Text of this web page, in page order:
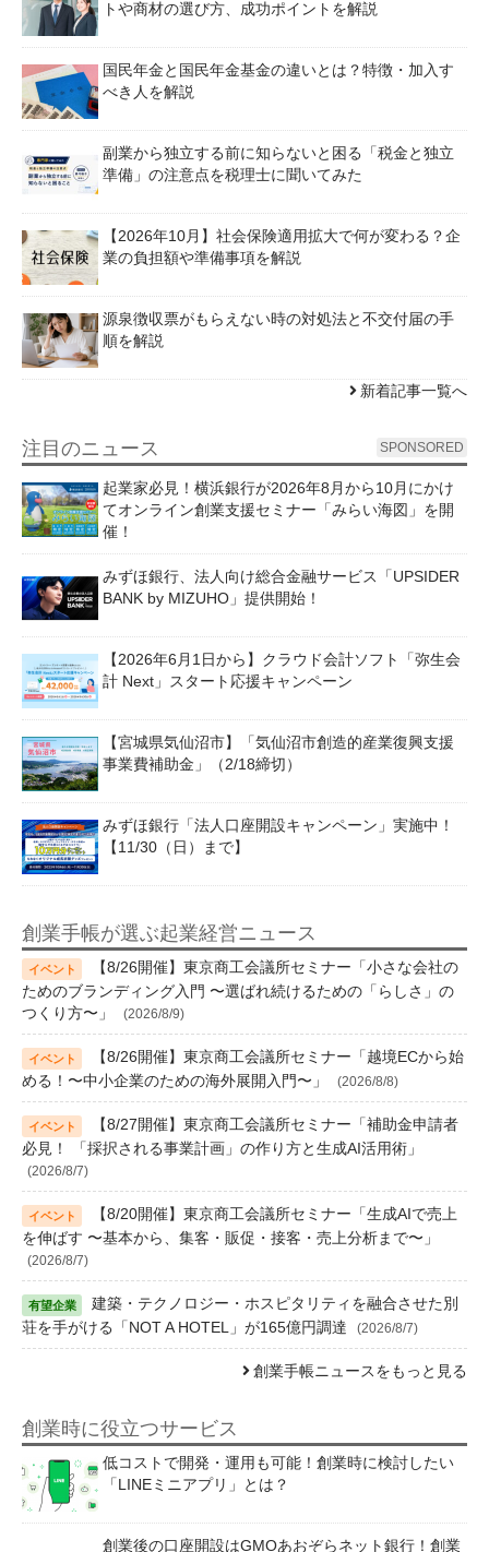
トや商材の選び方、成功ポイントを解説
国民年金と国民年金基金の違いとは？特徴・加入す
べき人を解説
副業から独立する前に知らないと困る「税金と独立
準備」の注意点を税理士に聞いてみた
【2026年10月】社会保険適用拡大で何が変わる？企
業の負担額や準備事項を解説
源泉徴収票がもらえない時の対処法と不交付届の手
順を解説
新着記事一覧へ
注目のニュース SPONSORED
起業家必見！横浜銀行が2026年8月から10月にかけ
てオンライン創業支援セミナー「みらい海図」を開
催！
みずほ銀行、法人向け総合金融サービス「UPSIDER
BANK by MIZUHO」提供開始！
【2026年6月1日から】クラウド会計ソフト「弥生会
計 Next」スタート応援キャンペーン
【宮城県気仙沼市】「気仙沼市創造的産業復興支援
事業費補助金」（2/18締切）
みずほ銀行「法人口座開設キャンペーン」実施中！
【11/30（日）まで】
創業手帳が選ぶ起業経営ニュース
【8/26開催】東京商工会議所セミナー「小さな会社の
ためのブランディング入門 〜選ばれ続けるための「らしさ」の
つくり方〜」
(2026/8/9)
【8/26開催】東京商工会議所セミナー「越境ECから始
める！〜中小企業のための海外展開入門〜」
(2026/8/8)
【8/27開催】東京商工会議所セミナー「補助金申請者
必見！ 「採択される事業計画」の作り方と生成AI活用術」
(2026/8/7)
【8/20開催】東京商工会議所セミナー「生成AIで売上
を伸ばす 〜基本から、集客・販促・接客・売上分析まで〜」
(2026/8/7)
建築・テクノロジー・ホスピタリティを融合させた別
荘を手がける「NOT A HOTEL」が165億円調達
(2026/8/7)
創業手帳ニュースをもっと見る
創業時に役立つサービス
低コストで開発・運用も可能！創業時に検討したい
「LINEミニアプリ」とは？
創業後の口座開設はGMOあおぞらネット銀行！創業